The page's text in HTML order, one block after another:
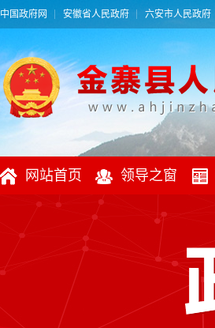
中国政府网 安徽省人民政府 六安市人民政府
网站首页 领导之窗